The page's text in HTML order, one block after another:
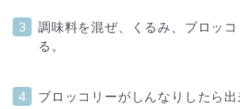
調味料を混ぜ、くるみ、ブロッ
る。
ブロッコリーがしんなりしたら出